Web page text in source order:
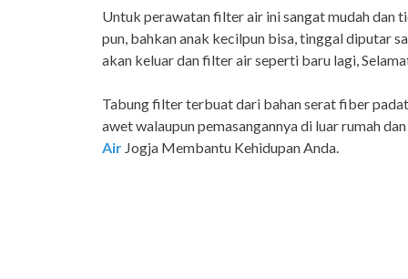
Untuk perawatan filter air ini sangat mudah dan
pun, bahkan anak kecilpun bisa, tinggal diputar
akan keluar dan filter air seperti baru lagi,
Tabung filter terbuat dari bahan serat fiber
awet walaupun pemasangannya di luar rumah
Air Jogja Membantu Kehidupan Anda.